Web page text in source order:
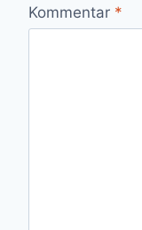
Kommentar *